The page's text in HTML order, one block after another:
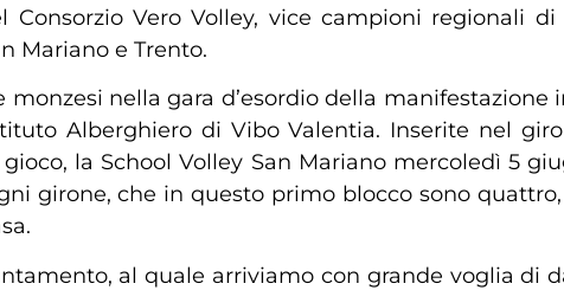
Consorzio Vero Volley, vice campioni regionali
Mariano e Trento.
nella gara d’esordio della
Alberghiero di Vibo Valentia. Inserite nel
la School Volley San Mariano mercoledì 5
girone, che in questo primo blocco sono
al quale arriviamo con grande voglia di